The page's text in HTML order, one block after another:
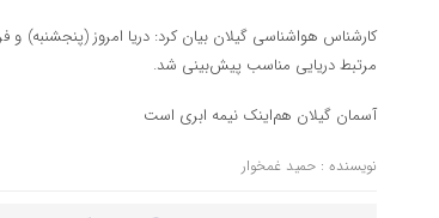
مرتبط دریایی مناسب پیش‌بینی شد.
آسمان گیلان هم‌اینک نیمه ابری است
نویسنده : حمید غمخوار